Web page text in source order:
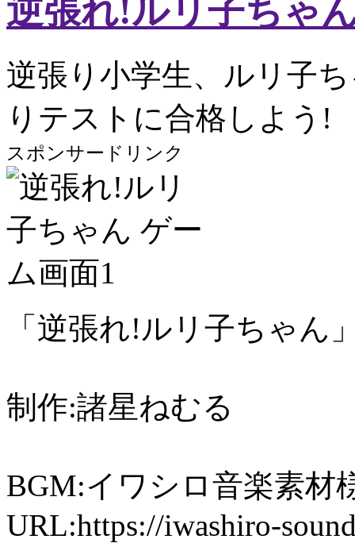
逆張れ!ルリ子ちゃ
逆張り小学生、ルリ子
りテストに合格しよう!
スポンサードリンク
「逆張れ!ルリ子ちゃん
制作:諸星ねむる
BGM:イワシロ音楽素材
URL:https://iwashiro-